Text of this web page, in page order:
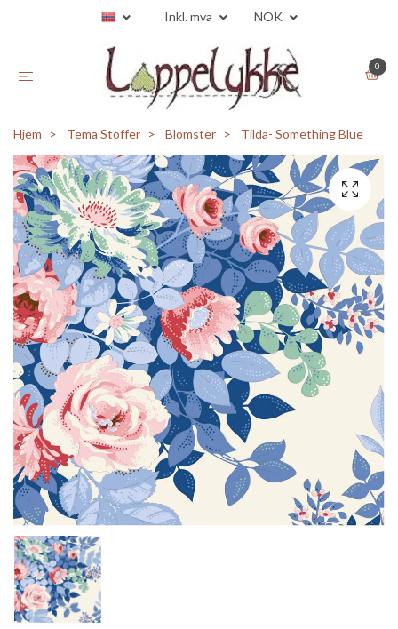
Inkl. mva NOK
0
Hjem Tema Stoffer Blomster Tilda- Something Blue